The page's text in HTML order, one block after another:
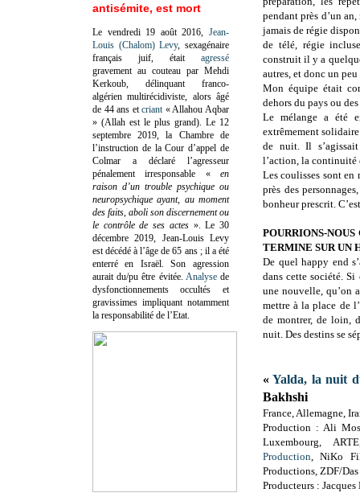
pendant près d’un
jamais de régie
de télé, régie
construit il y a
autres, et donc un peu
Mon équipe était
dehors du pays ou
Le mélange a été
extrêmement
de nuit. Il
l’action, la continuité
Les coulisses sont en
près des
bonheur prescrit.
POURRIONS-
TERMINE SUR UN
De quel happy end
dans cette société.
une nouvelle, qu’on
mettre à la place de
de montrer, de loin,
nuit. Des destins se
«Yalda, la nuit
Bakhshi
France, Allemagne,
Production : Ali
Luxembourg,
Production, NiKo
Productions, ZDF/
Producteurs :
antisémite, est mort
Le vendredi 19 août 2016, Jean-
Louis (Chalom) Levy, sexagénaire
français juif, était agressé
gravement au couteau par Mehdi
Kerkoub, délinquant franco-
algérien multirécidiviste, alors âgé
de 44 ans etcriant « Allahou Aqbar
» (Allah est le plus grand). Le 12
septembre 2019, la Chambre de
l’instruction de la Cour d’appel de
Colmar a déclaré l’agresseur
pénalement irresponsable «en
raison d’un trouble psychique ou
neuropsychique ayant, au moment
des faits, aboli son discernement ou
le contrôle de ses actes». Le 30
décembre 2019, Jean-Louis Levy
est décédé à l’âge de 65 ans ; il a été
enterré en Israël. Son agression
aurait du/pu être évitée. Analysede
dysfonctionnements occultés et
gravissimes impliquant notamment
la responsabilité de l’Etat.